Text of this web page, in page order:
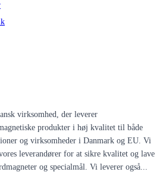
virksomhed, der leverer
produkter i høj kvalitet til både
og virksomheder i Danmark og EU. Vi
leverandører for at sikre kvalitet og lave
og specialmål. Vi leverer også...